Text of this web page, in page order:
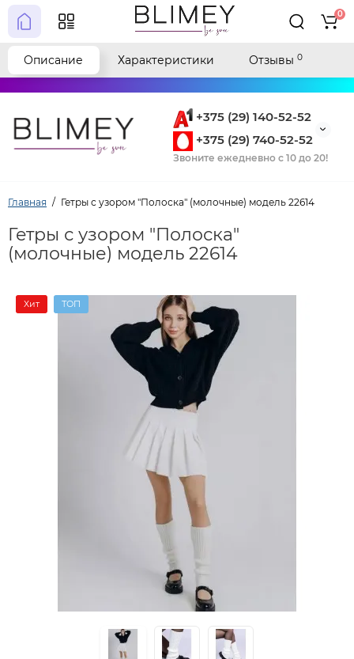
+375 (29) 140-52-52
+375 (29) 740-52-52
Звоните ежедневно с 10 до 20!
0
Главная Гетры с узором "Полоска" (молочные) модель 22614
Гетры с узором "Полоска"
(молочные) модель 22614
Хит ТОП
Описание Характеристики Отзывы 0